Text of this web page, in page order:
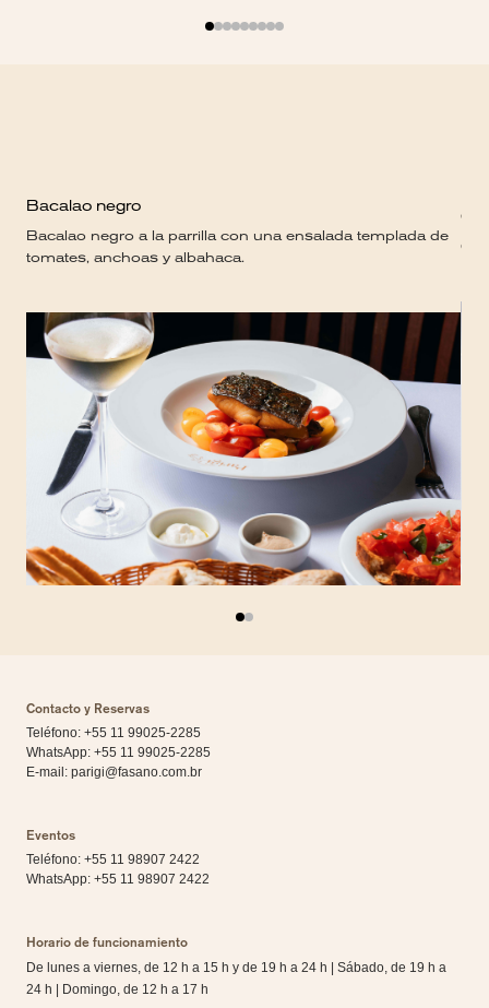
Bacalao negro
Bacalao negro a la parrilla con una ensalada templada de
tomates, anchoas y albahaca.
Contacto y Reservas
Teléfono: +55 11 99025-2285
WhatsApp: +55 11 99025-2285
E-mail: parigi@fasano.com.br
Eventos
Teléfono: +55 11 98907 2422
WhatsApp: +55 11 98907 2422
Horario de funcionamiento
De lunes a viernes, de 12 h a 15 h y de 19 h a 24 h | Sábado, de 19 h a
24 h | Domingo, de 12 h a 17 h